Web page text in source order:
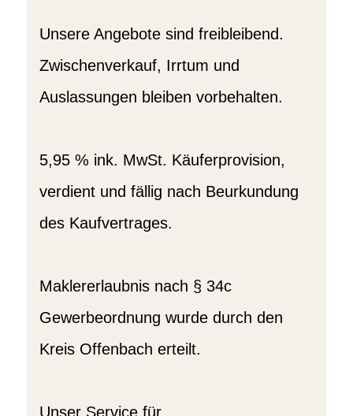
Unsere Angebote sind freibleibend.
Zwischenverkauf, Irrtum und
Auslassungen bleiben vorbehalten.
5,95 % ink. MwSt. Käuferprovision,
verdient und fällig nach Beurkundung
des Kaufvertrages.
Maklererlaubnis nach § 34c
Gewerbeordnung wurde durch den
Kreis Offenbach erteilt.
Unser Service für